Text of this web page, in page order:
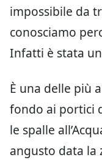
impossibile da
conosciamo
Infatti è stata
È una delle più
fondo ai portici
le spalle
angusto data la